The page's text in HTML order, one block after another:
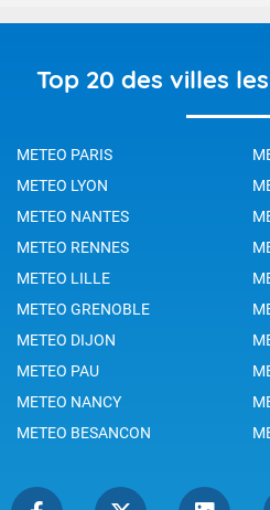
Top 20 des villes
METEO PARIS
METEO LYON
METEO NANTES
METEO RENNES
METEO LILLE
METEO GRENOBLE
METEO DIJON
METEO PAU
METEO NANCY
METEO BESANCON